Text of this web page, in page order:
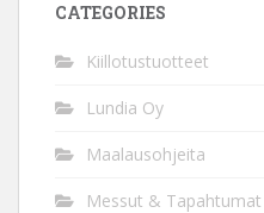
CATEGORIES
Kiillotustuotteet
Lundia Oy
Maalausohjeita
Messut & Tapahtumat